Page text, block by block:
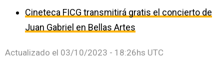
Cineteca FICG transmitirá gratis el concierto de
Juan Gabriel en Bellas Artes
Actualizado el 03/10/2023 - 18:26hs UTC